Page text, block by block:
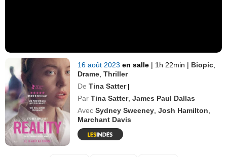
16 août 2023en salle | 1h 22min | Biopic
Drame ,Thriller
De Tina Satter |
Par Tina Satter,James Paul Dallas
Avec Sydney Sweeney ,Josh Hamilton
Marchant Davis